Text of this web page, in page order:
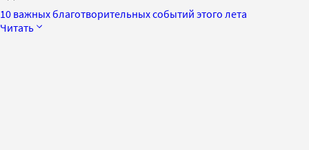
10 важных благотворительных событий этого лета
Читать